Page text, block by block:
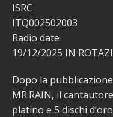
ISRC
ITQ002502003
Radio date
19/12/2025 IN
Dopo la
MR.RAIN, il
platino e 5 dischi